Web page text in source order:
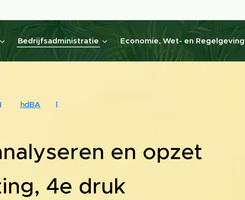
Bedrijfsadministratie Economie, Wet- en Regelgeving
| hdBA |
en opzet
4e druk